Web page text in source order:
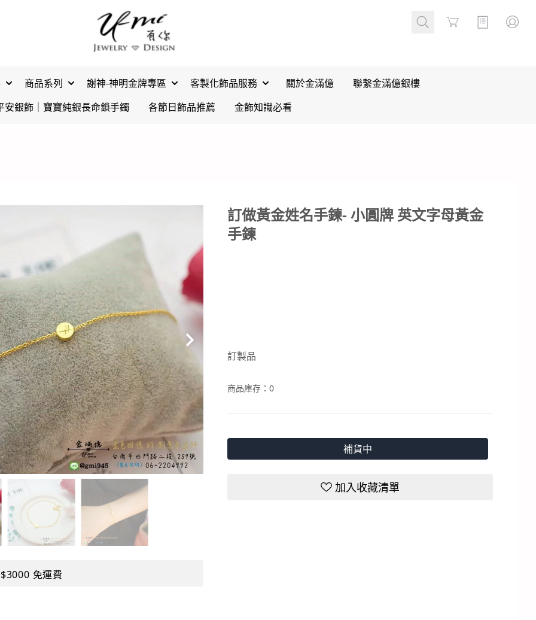
Cart
商品系列 謝神-神明金牌專區 客製化飾品服務 關於金滿億
聯繫金滿億銀樓
安銀飾｜寶寶純銀長命鎖手鐲
各節日飾品推薦 金飾知識必看
免運費
訂做黃金姓名手鍊- 小圓牌 英文字母黃金
手鍊
訂製品
商品庫存：0
補貨中
加入收藏清單